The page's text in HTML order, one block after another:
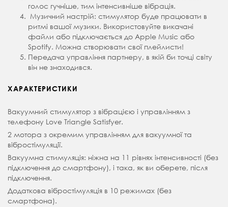
голос гучніше, тим інтенсивніше вібрація.
Музичний настрій: стимулятор буде працювати в
ритмі вашої музики. Використовуйте викачані
файли або підключається до Apple Music або
Spotify. Можна створювати свої плейлисти!
Передача управління партнеру, в якій би точці світу
він не знаходився.
ХАРАКТЕРИСТИКИ
Вакуумний стимулятор з вібрацією і управлінням з
телефону Love Triangle Satisfyer.
2 мотора з окремим управлінням для вакуумної та
вібростімуляції.
Вакуумна стимуляція: ніжна на 11 рівнях інтенсивності (без
підключення до смартфону), і така, як ви оберете, після
підключення.
Додаткова вібростімуляція в 10 режимах (без
смартфона).